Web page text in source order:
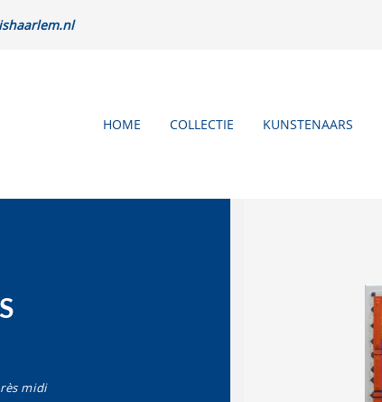
HOME COLLECTIE KUNSTENAARS
midi